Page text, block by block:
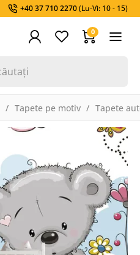
+40 37 710 2270(Lu-Vi: 10 - 15)
0
Tapete pe motiv Tapete